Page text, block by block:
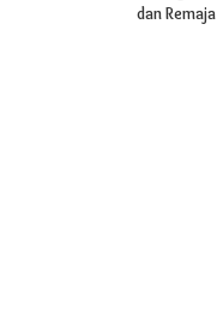
dan Remaja